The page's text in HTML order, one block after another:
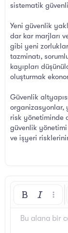
sistematik
Yeni güvenlik
dar kar marjları
gibi yeni
tazminatı,
kayıpları
oluşturmak
Güvenlik
organizasyonlar,
risk yönetiminde
güvenlik
ve işyeri
Kalın Yatık
Yazı boyutu
9
MetinYazı
İfadelerGIF ekle
Alıntı
ileri alBB Kod aç/
Bu alana bir